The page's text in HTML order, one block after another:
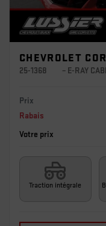
CHEVROLET
25-1368 – E-RAY
Prix
Rabais
Votre prix
Traction intégrale